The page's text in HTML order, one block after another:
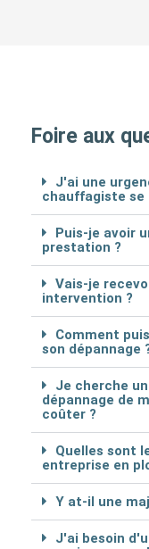
Foire aux
J'ai une
chauffagiste se
Puis-je avoir
prestation ?
Vais-je
intervention ?
Comment
son dépannage
Je cherche
dépannage de
coûter ?
Quelles sont
entreprise en
Y at-il une
J'ai besoin